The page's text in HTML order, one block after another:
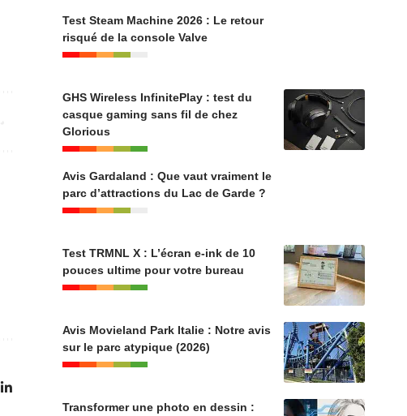
Test Steam Machine 2026 : Le retour
risqué de la console Valve
GHS Wireless InfinitePlay : test du
casque gaming sans fil de chez
Glorious
Avis Gardaland : Que vaut vraiment le
parc d’attractions du Lac de Garde ?
Test TRMNL X : L’écran e-ink de 10
pouces ultime pour votre bureau
Avis Movieland Park Italie : Notre avis
sur le parc atypique (2026)
Transformer une photo en dessin :